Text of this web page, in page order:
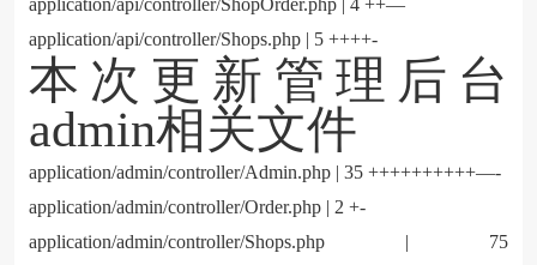
application/api/controller/ShopOrder.php | 4 ++—
application/api/controller/Shops.php | 5 ++++-
本次更新管理后台
admin相关文件
application/admin/controller/Admin.php | 35 ++++++++++—-
application/admin/controller/Order.php | 2 +-
application/admin/controller/Shops.php | 75